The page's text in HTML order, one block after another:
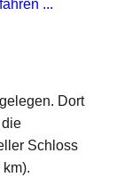
...
Dort
Schloss